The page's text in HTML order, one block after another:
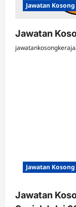
Jawatan
Jawatan
Jawatan
Jawatan